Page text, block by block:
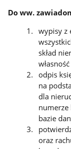
Do ww.
wypisy z
skład
odpis
na
dla
numerze
bazie
oraz